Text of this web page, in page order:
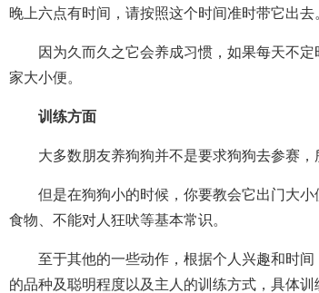
晚上六点有时间，请按照这个时间准时带它出去
因为久而久之它会养成习惯，如果每天不定
家大小便。
训练方面
大多数朋友养狗狗并不是要求狗狗去参赛，
但是在狗狗小的时候，你要教会它出门大小
食物、不能对人狂吠等基本常识。
至于其他的一些动作，根据个人兴趣和时间
的品种及聪明程度以及主人的训练方式，具体训